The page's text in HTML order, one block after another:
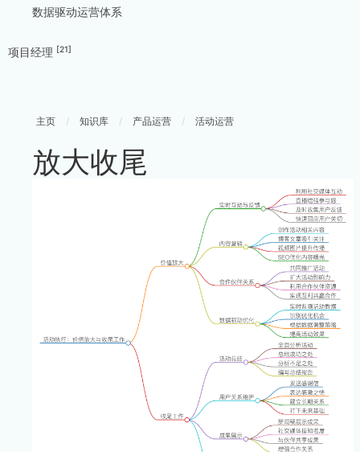
数据驱动运营体系
项目经理 [21]
主页 / 知识库 / 产品运营 / 活动运营
放大收尾